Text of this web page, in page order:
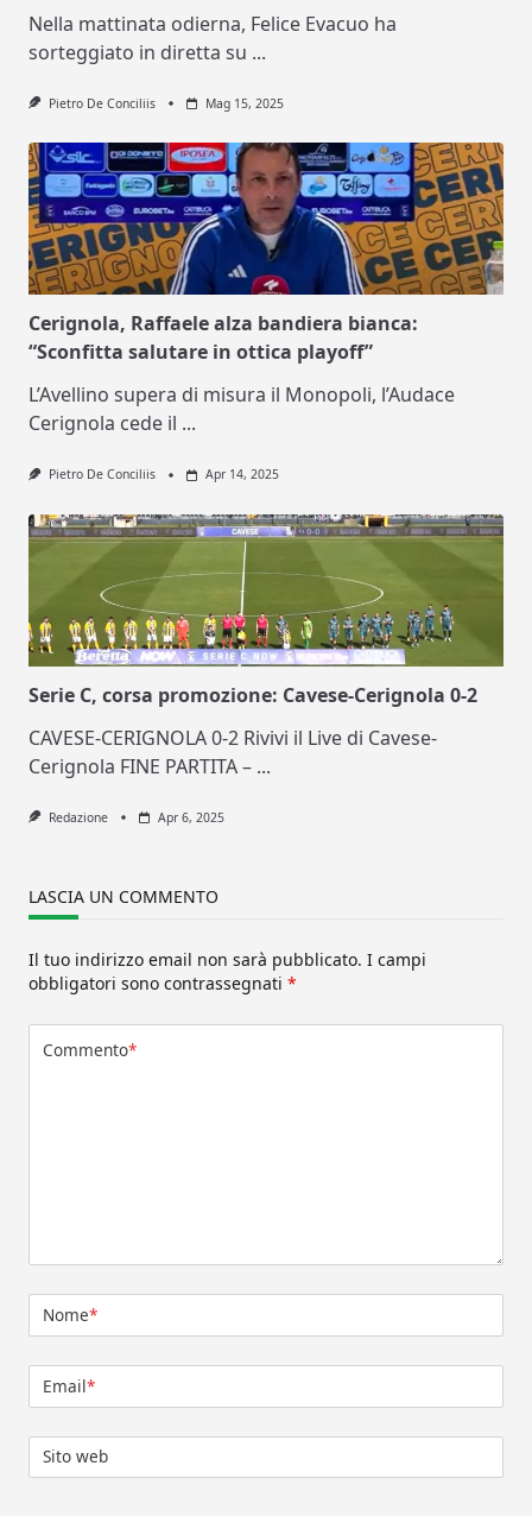
Nella mattinata odierna, Felice Evacuo ha
sorteggiato in diretta su ...
Pietro De Conciliis Mag 15, 2025
Cerignola, Raffaele alza bandiera bianca:
“Sconfitta salutare in ottica playoff”
L’Avellino supera di misura il Monopoli, l’Audace
Cerignola cede il ...
Pietro De Conciliis Apr 14, 2025
Serie C, corsa promozione: Cavese-Cerignola 0-2
CAVESE-CERIGNOLA 0-2 Rivivi il Live di Cavese-
Cerignola FINE PARTITA – ...
Redazione Apr 6, 2025
LASCIA UN COMMENTO
Il tuo indirizzo email non sarà pubblicato. I campi
obbligatori sono contrassegnati *
Commento*
Nome*
Email*
Sito web